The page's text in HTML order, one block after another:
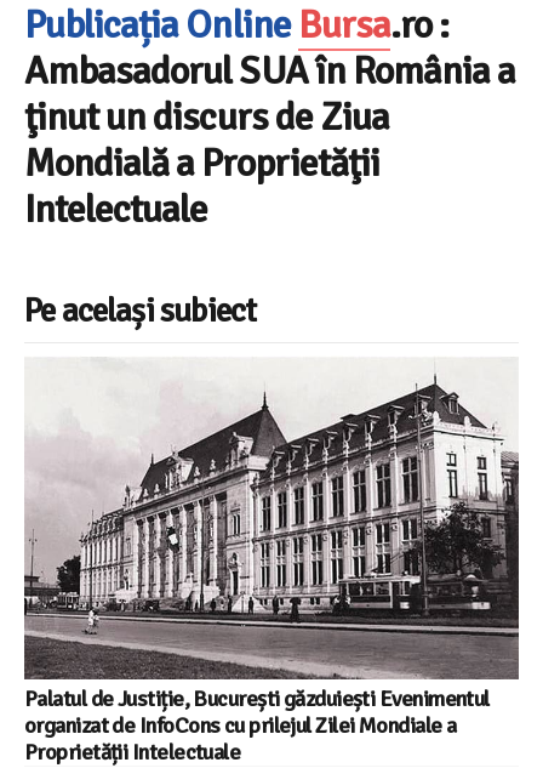
Publicația Online Bursa.ro :
Ambasadorul SUA în România a
ţinut un discurs de Ziua
Mondială a Proprietăţii
Intelectuale
Pe același subiect
Palatul de Justiție, București găzduiești Evenimentul
organizat de InfoCons cu prilejul Zilei Mondiale a
Proprietății Intelectuale